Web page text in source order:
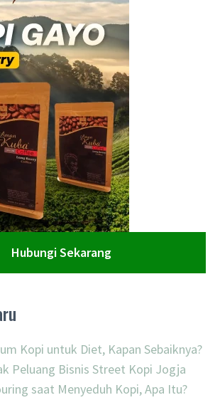
Hubungi Sekarang
Kopi untuk Diet, Kapan Sebaiknya?
Peluang Bisnis Street Kopi Jogja
saat Menyeduh Kopi, Apa Itu?